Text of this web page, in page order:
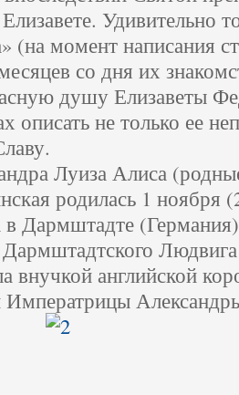
Удивительно
(на момент написания
со дня их
душу Елизаветы
описать не только ее
Луиза Алиса
родилась 1 ноября
в Дармштадте
Дармштадтского
внучкой английской
Императрицы